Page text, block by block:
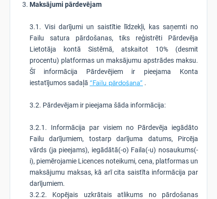
Maksājumi pārdevējam
3.1. Visi darījumi un saistītie līdzekļi, kas saņemti no
Failu satura pārdošanas, tiks reģistrēti Pārdevēja
Lietotāja kontā Sistēmā, atskaitot 10% (desmit
procentu) platformas un maksājumu apstrādes maksu.
Šī informācija Pārdevējiem ir pieejama Konta
iestatījumos sadaļā “Failu pārdošana” .
3.2. Pārdevējam ir pieejama šāda informācija:
3.2.1. Informācija par visiem no Pārdevēja iegādāto
Failu darījumiem, tostarp darījuma datums, Pircēja
vārds (ja pieejams), iegādātā(-o) Faila(-u) nosaukums(-
i), piemērojamie Licences noteikumi, cena, platformas un
maksājumu maksas, kā arī cita saistīta informācija par
darījumiem.
3.2.2. Kopējais uzkrātais atlikums no pārdošanas